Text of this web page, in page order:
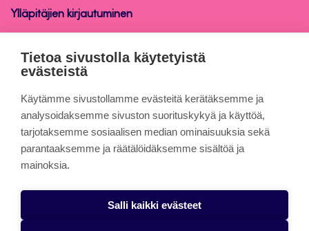
Ylläpitäjien kirjautuminen
Ohjelmistot ja laitteet
Tietoa sivuista
Evästeet
Saavutettavuusseloste
Tietosuojaseloste
Alasottoilmoitus
Tietoa sivustolla käytetyistä
evästeistä
Käytämme sivustollamme evästeitä kerätäksemme ja
analysoidaksemme sivuston suorituskykyä ja käyttöä,
tarjotaksemme sosiaalisen median ominaisuuksia sekä
parantaaksemme ja räätälöidäksemme sisältöä ja
mainoksia.
Salli kaikki evästeet